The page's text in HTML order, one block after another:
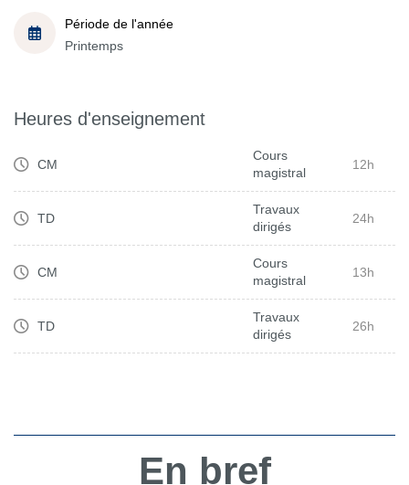
Période de l'année
Printemps
Heures d'enseignement
CM
Cours
magistral
12h
TD
Travaux
dirigés
24h
CM
Cours
magistral
13h
TD
Travaux
dirigés
26h
En bref